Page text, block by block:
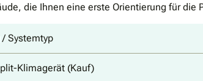
die Ihnen eine erste Orientierung für die
Systemtyp
Klimagerät (Kauf)